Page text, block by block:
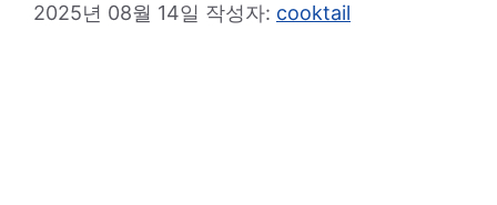
2025년 08월 14일 작성자: cooktail